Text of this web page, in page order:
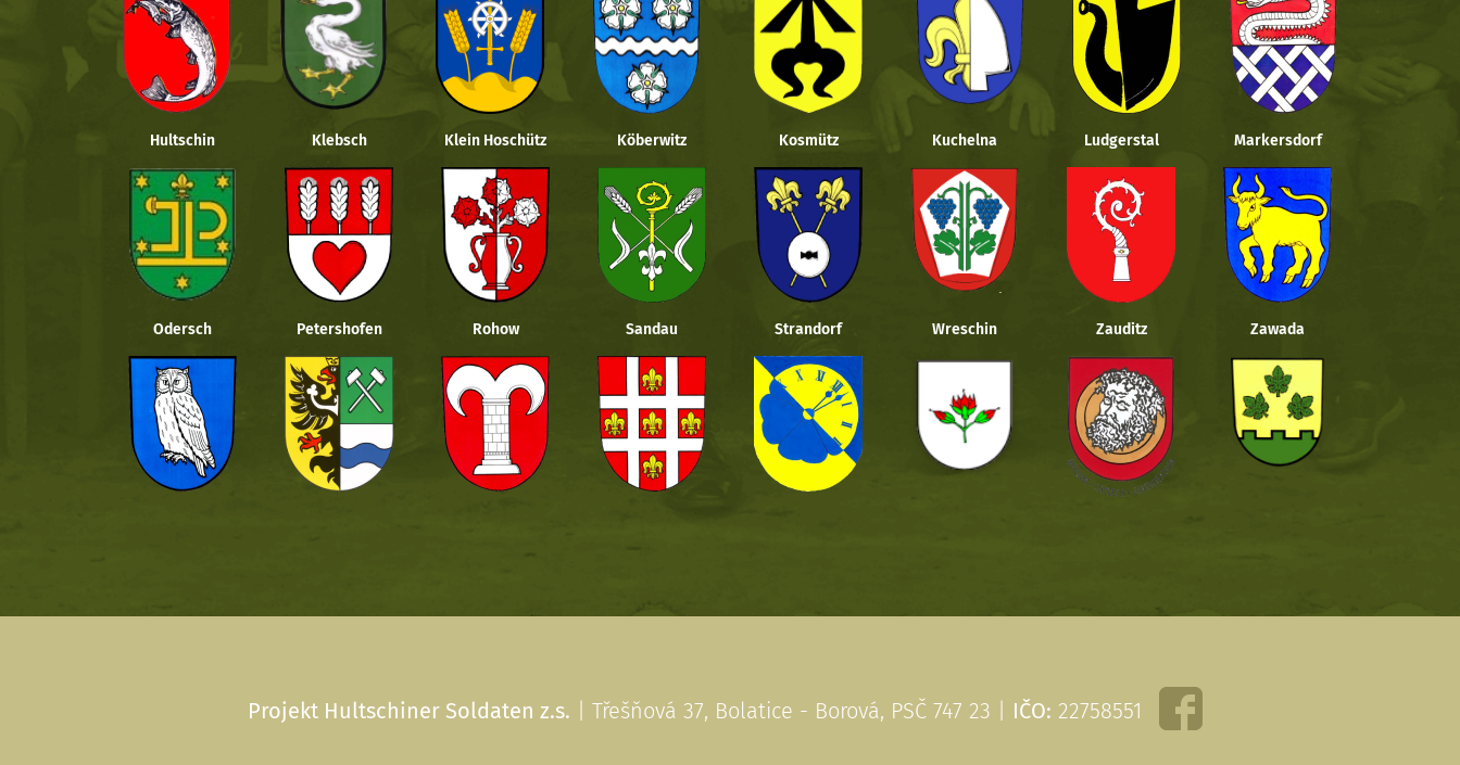
Hultschin Klebsch Klein Hoschütz Köberwitz Kosmütz Kuchelna Ludgerstal Markersdorf
Odersch Petershofen Rohow Sandau Strandorf Wreschin Zauditz Zawada
Projekt Hultschiner Soldaten z.s. | Třešňová 37, Bolatice - Borová, PSČ 747 23 | IČO: 22758551